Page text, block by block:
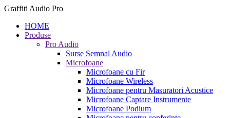
Graffiti Audio Pro
HOME
Produse
Pro Audio
Surse Semnal Audio
Microfoane
Microfoane cu Fir
Microfoane Wireless
Microfoane pentru Masuratori Acustice
Microfoane Captare Instrumente
Microfoane Podium